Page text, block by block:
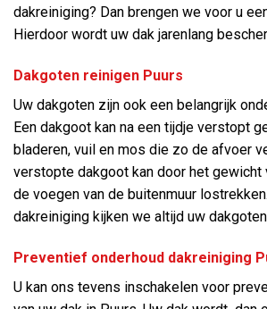
dakreiniging? Dan brengen we voor u
Hierdoor wordt uw dak jarenlang
Dakgoten reinigen Puurs
Uw dakgoten zijn ook een belangrijk
Een dakgoot kan na een tijdje verstopt
bladeren, vuil en mos die zo de afvoer
verstopte dakgoot kan door het gewicht
de voegen van de buitenmuur
dakreiniging kijken we altijd uw
Preventief onderhoud dakreiniging
U kan ons tevens inschakelen voor